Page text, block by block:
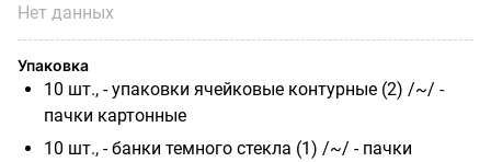
Нет данных
Упаковка
10 шт., - упаковки ячейковые контурные (2) /~/ -
пачки картонные
10 шт., - банки темного стекла (1) /~/ - пачки